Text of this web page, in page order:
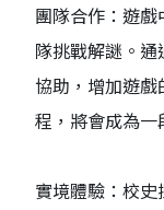
團隊合作：遊
隊挑戰解謎。
協助，增加遊
程，將會成為一
實境體驗：校